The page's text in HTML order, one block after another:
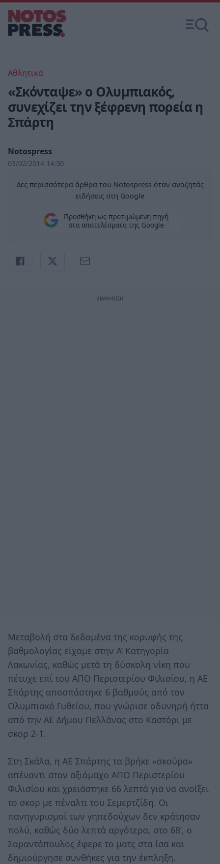
Αθλητικά
«Σκόνταψε» ο Ολυμπιακός,
συνεχίζει την ξέφρενη πορεία η
Σπάρτη
Notospress
03/02/2014 14:30
Δες περισσότερα άρθρα του Notospress όταν αναζητάς
ειδήσεις στη Google
Προσθήκη ως προτιμώμενη πηγή
στα αποτελέσματα της Google
Μεταβολή στα δεδομένα της κορυφής της
βαθμολογίας είχαμε στην Α’ Κατηγορία
Λακωνίας, καθώς μετά τη δύσκολη νίκη που
πέτυχε επί του ΑΠΟ Περιστερίου Φιλισίου, η ΑΕ
Σπάρτης αποσπάστηκε 6 βαθμούς από τον
Ολυμπιακό Γυθείου, που γνώρισε οδυνηρή ήττα
από την ΑΕ Δήμου Πελλάνας στο Καστόρι με
σκορ 2-1.
Στη Σκάλα, η ΑΕ Σπάρτης τα βρήκε «σκούρα»
απέναντι στον αξιόμαχο ΑΠΟ Περιστερίου
Φιλισίου και χρειάστηκε 66 λεπτά για να ανοίξει
το σκορ με πέναλτι του Σεμερτζίδη. Οι
πανηγυρισμοί των γηπεδούχων δεν κράτησαν
πολύ, καθώς δύο λεπτά αργότερα, στο 68’, ο
Σαραντόπουλος έφερε το ματς στα ίσα και
δημιούργησε συνθήκες για την έκπληξη.